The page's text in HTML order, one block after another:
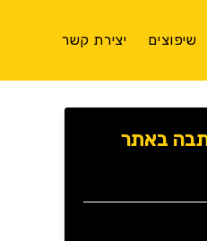
שיפוצים יצירת קשר
באתר